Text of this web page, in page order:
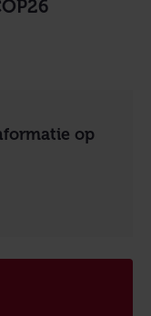
op